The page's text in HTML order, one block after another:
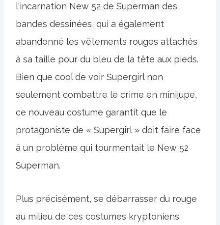
l'incarnation New 52 de Superman des
bandes dessinées, qui a également
abandonné les vêtements rouges attachés
à sa taille pour du bleu de la tête aux pieds.
Bien que cool de voir Supergirl non
seulement combattre le crime en minijupe,
ce nouveau costume garantit que le
protagoniste de « Supergirl » doit faire face
à un problème qui tourmentait le New 52
Superman.
Plus précisément, se débarrasser du rouge
au milieu de ces costumes kryptoniens